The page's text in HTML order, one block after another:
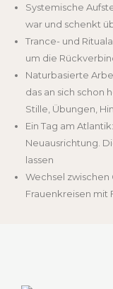
Systemische
war und schenkt
Trance- und
um die
Naturbasierte
das an sich schon
Stille, Übungen,
Ein Tag am
Neuausrichtung.
lassen
Wechsel zwischen
Frauenkreisen mit